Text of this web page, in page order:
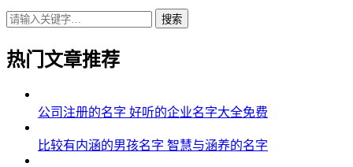
47、金濮、桂霏、志宁、震善、歌哲
48、采玮、陈贤、笛采、蓝虎、崇浩
49、百博、润基、煊米、元辰、亦欧
50、铸全、帆铖、军邵、德善、澔溢
搜索
热门文章推荐
公司注册的名字 好听的企业名字大全免费
比较有内涵的男孩名字 智慧与涵养的名字